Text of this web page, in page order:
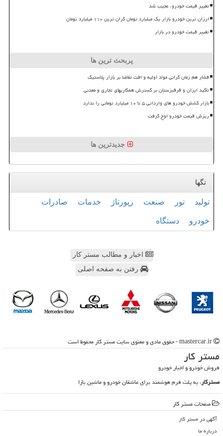
تغییر قیمت خودرو، عجیب شد
ارزان ترین خودرو بازار یک میلیارد تومان گران ترین ۱۱۰ میلیارد تومان
تغییر قیمت خودرو در بازار
پربحث ترین ها
فشار هم زمان گرانی مواد اولیه و افت تقاضا بر بازار پلاستیک
تأکید ایران و قرقیزستان بر گسترش همکاریهای تجاری و معدنی
بازار کشش خودرو های وارداتی ۵ تا ۱۰ میلیارد تومانی را ندارد
ریزش قیمت خودرو اوج گرفت
جدیدترین ها
تگها
تولید تور صنعت رپورتاژ خدمات صادرات
خودرو دستگاه
اخبار و مطالب مستر کار
رفتن به صفحه اصلی
مستر كار
فروش خودرو و اخبار خودرو
مسترکار، یه پلت فرم هوشمند برای عاشقان خودرو و ماشین بازا
صفحات مستر كار
آگهی در مستر كار
درباره ما